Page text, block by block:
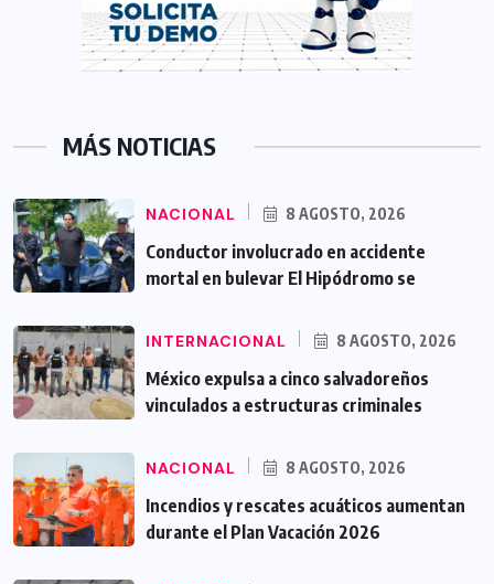
MÁS NOTICIAS
NACIONAL 8 AGOSTO, 2026
Conductor involucrado en accidente
mortal en bulevar El Hipódromo se
INTERNACIONAL 8 AGOSTO, 2026
México expulsa a cinco salvadoreños
vinculados a estructuras criminales
NACIONAL 8 AGOSTO, 2026
Incendios y rescates acuáticos aumentan
durante el Plan Vacación 2026